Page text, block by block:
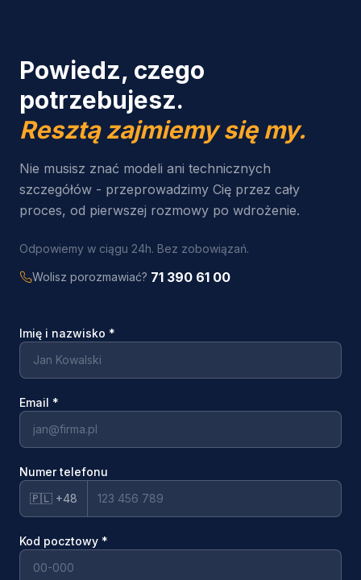
Powiedz, czego
potrzebujesz.
Resztą zajmiemy się my.
Nie musisz znać modeli ani technicznych
szczegółów - przeprowadzimy Cię przez cały
proces, od pierwszej rozmowy po wdrożenie.
Odpowiemy w ciągu 24h. Bez zobowiązań.
Wolisz porozmawiać? 71 390 61 00
Imię i nazwisko *
Email *
Numer telefonu
🇵🇱 +48
Kod pocztowy *